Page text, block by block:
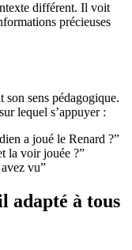
différent. Il voit
précieuses
son sens pédagogique.
sur lequel s’appuyer :
a joué le Renard ?”
la voir jouée ?”
vu”
adapté à tous